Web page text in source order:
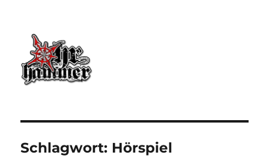
Ohrhammer.online
Schlagwort: Hörspiel